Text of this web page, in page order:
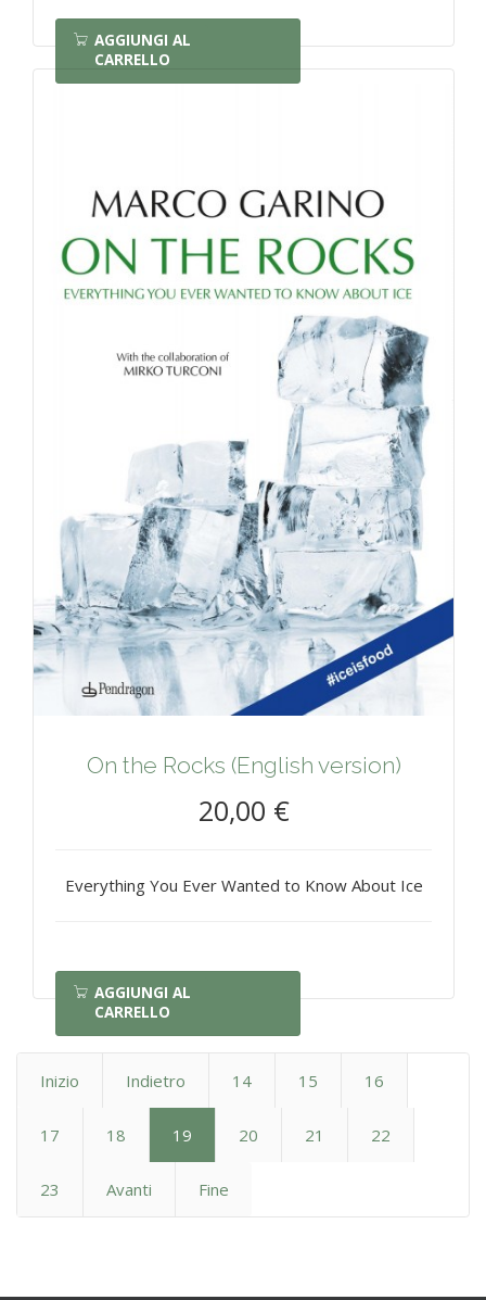
AGGIUNGI AL
CARRELLO
On the Rocks (English version)
20,00 €
Everything You Ever Wanted to Know About Ice
AGGIUNGI AL
CARRELLO
Inizio Indietro 14 15 16
17 18 19 20 21 22
23 Avanti Fine